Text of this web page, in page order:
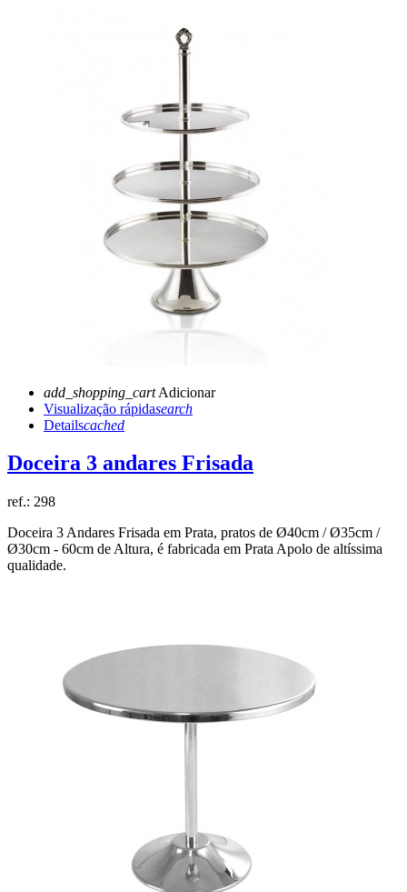
add_shopping_cartAdicionar
Visualização rápidasearch
Detailscached
Doceira 3 andares Frisada
ref.: 298
Doceira 3 Andares Frisada em Prata, pratos de Ø40cm / Ø35cm /
Ø30cm - 60cm de Altura, é fabricada em Prata Apolo de altíssima
qualidade.